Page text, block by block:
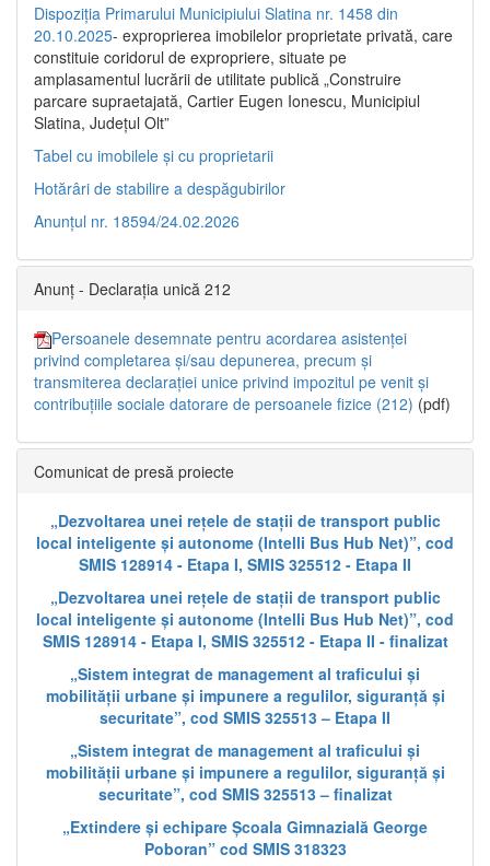
Dispoziția Primarului Municipiului Slatina nr. 1458 din
20.10.2025- exproprierea imobilelor proprietate privată, care
constituie coridorul de expropriere, situate pe
amplasamentul lucrării de utilitate publică „Construire
parcare supraetajată, Cartier Eugen Ionescu, Municipiul
Slatina, Județul Olt”
Tabel cu imobilele și cu proprietarii
Hotărâri de stabilire a despăgubirilor
Anunțul nr. 18594/24.02.2026
Anunț - Declarația unică 212
Persoanele desemnate pentru acordarea asistenței
privind completarea și/sau depunerea, precum și
transmiterea declarației unice privind impozitul pe venit și
contribuțiile sociale datorare de persoanele fizice (212) (pdf)
Comunicat de presă proiecte
„Dezvoltarea unei rețele de stații de transport public
local inteligente și autonome (Intelli Bus Hub Net)”, cod
SMIS 128914 - Etapa I, SMIS 325512 - Etapa II
„Dezvoltarea unei rețele de stații de transport public
local inteligente și autonome (Intelli Bus Hub Net)”, cod
SMIS 128914 - Etapa I, SMIS 325512 - Etapa II - finalizat
„Sistem integrat de management al traficului și
mobilității urbane și impunere a regulilor, siguranță și
securitate”, cod SMIS 325513 – Etapa II
„Sistem integrat de management al traficului și
mobilității urbane și impunere a regulilor, siguranță și
securitate”, cod SMIS 325513 – finalizat
„Extindere și echipare Școala Gimnazială George
Poboran” cod SMIS 318323